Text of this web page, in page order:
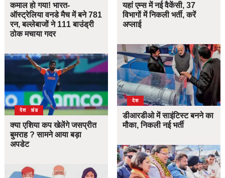
कमाल हो गया! भारत-
ऑस्ट्रेलिया वनडे मैच में बने 781
रन, बल्लेबाजों ने 111 बाउंड्री
ठोक मचाया गदर
उत्तराखंड
देश
क्या एशिया कप खेलेंगे जसप्रीत
बुमराह ? सामने आया बड़ा
अपडेट
यहां एम्स में नई वैकेंसी, 37
विभागों में निकली भर्ती, करें
अप्लाई
देश
डीआरडीओ में साइंटिस्ट बनने का
मौका, निकली नई भर्ती